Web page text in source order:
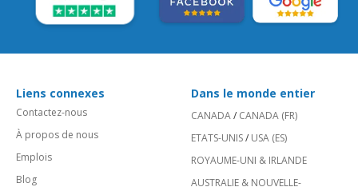
Liens connexes
Contactez-nous
À propos de nous
Emplois
Blog
Dans le monde entier
CANADA/ CANADA (FR)
ETATS-UNIS/ USA (ES)
ROYAUME-UNI & IRLANDE
AUSTRALIE & NOUVELLE-